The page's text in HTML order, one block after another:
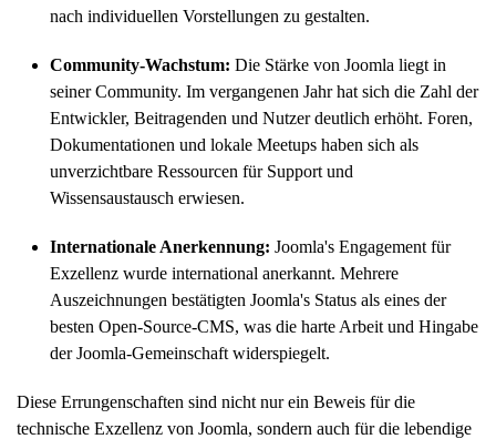
nach individuellen Vorstellungen zu gestalten.
Community-Wachstum: Die Stärke von Joomla liegt in
seiner Community. Im vergangenen Jahr hat sich die Zahl der
Entwickler, Beitragenden und Nutzer deutlich erhöht. Foren,
Dokumentationen und lokale Meetups haben sich als
unverzichtbare Ressourcen für Support und
Wissensaustausch erwiesen.
Internationale Anerkennung: Joomla's Engagement für
Exzellenz wurde international anerkannt. Mehrere
Auszeichnungen bestätigten Joomla's Status als eines der
besten Open-Source-CMS, was die harte Arbeit und Hingabe
der Joomla-Gemeinschaft widerspiegelt.
Diese Errungenschaften sind nicht nur ein Beweis für die
technische Exzellenz von Joomla, sondern auch für die lebendige